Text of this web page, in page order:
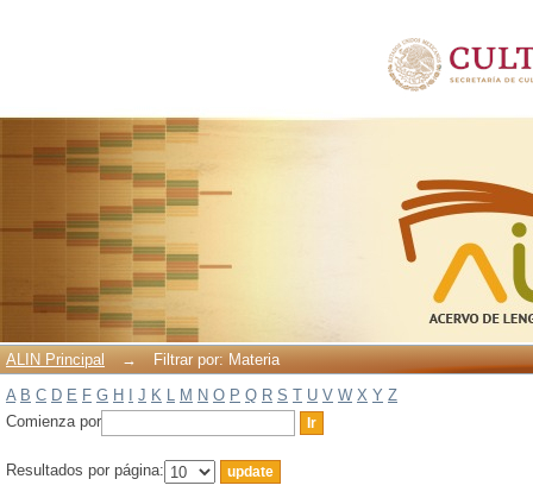
ALIN Principal →
Filtrar por: Materia
A B C D E F G H J K L M N O P Q R S T U V W X Y Z
Comienza por
Resultados por página: